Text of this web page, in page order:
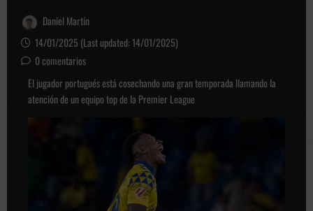
Daniel Martín
14/01/2025 (Last updated: 14/01/2025)
0 comentarios
El jugador portugués está cosechando una gran temporada llamando la
atención de un equipo top de la Premier League